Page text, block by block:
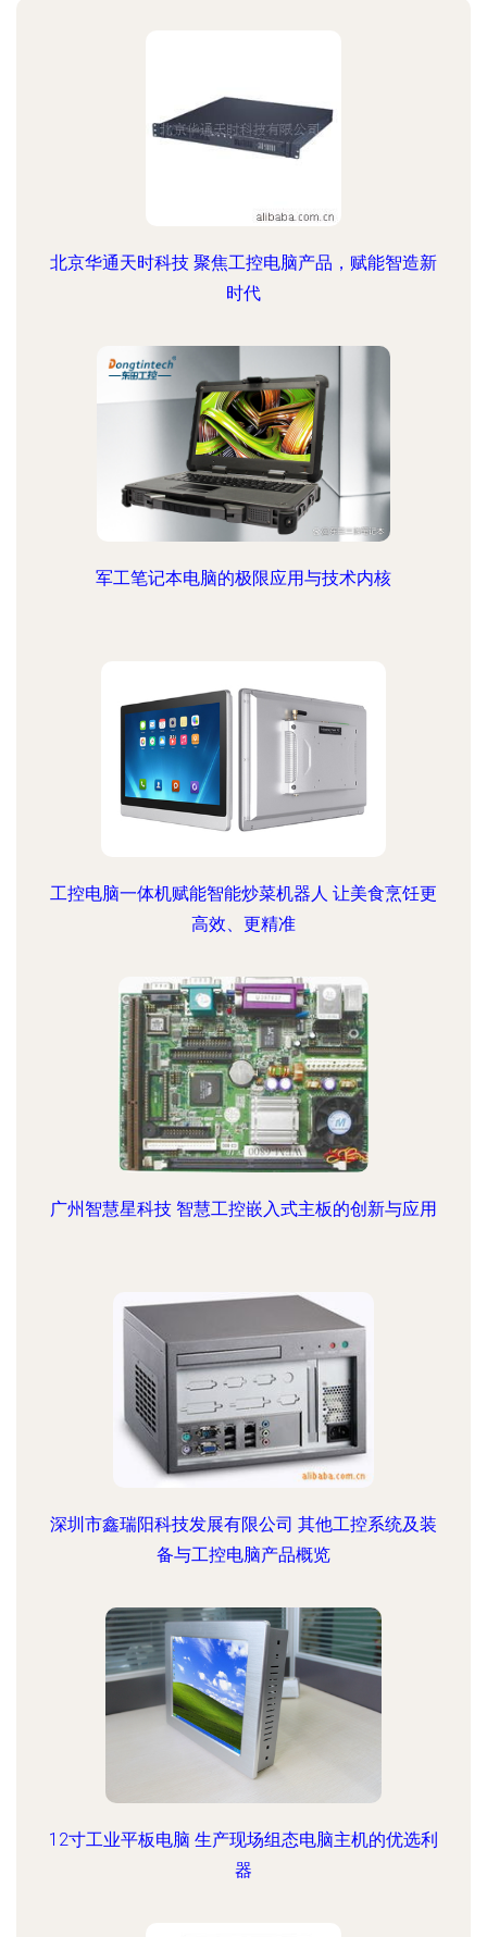
北京华通天时科技 聚焦工控电脑产品，赋能智造新
时代
军工笔记本电脑的极限应用与技术内核
工控电脑一体机赋能智能炒菜机器人 让美食烹饪更
高效、更精准
广州智慧星科技 智慧工控嵌入式主板的创新与应用
深圳市鑫瑞阳科技发展有限公司 其他工控系统及装
备与工控电脑产品概览
12寸工业平板电脑 生产现场组态电脑主机的优选利
器